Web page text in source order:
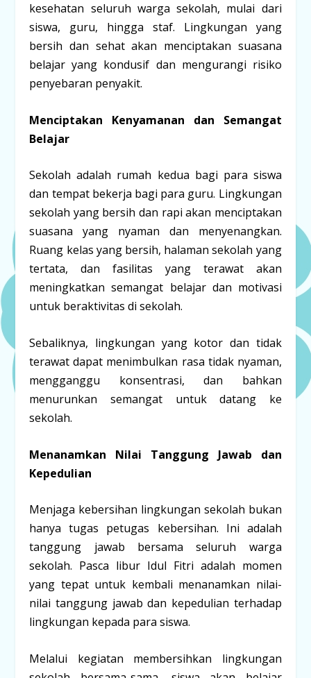
kesehatan seluruh warga sekolah, mulai dari
siswa, guru, hingga staf. Lingkungan yang
bersih dan sehat akan menciptakan suasana
belajar yang kondusif dan mengurangi risiko
penyebaran penyakit.
Menciptakan Kenyamanan dan Semangat
Belajar
Sekolah adalah rumah kedua bagi para siswa
dan tempat bekerja bagi para guru. Lingkungan
sekolah yang bersih dan rapi akan menciptakan
suasana yang nyaman dan menyenangkan.
Ruang kelas yang bersih, halaman sekolah yang
tertata, dan fasilitas yang terawat akan
meningkatkan semangat belajar dan motivasi
untuk beraktivitas di sekolah.
Sebaliknya, lingkungan yang kotor dan tidak
terawat dapat menimbulkan rasa tidak nyaman,
mengganggu konsentrasi, dan bahkan
menurunkan semangat untuk datang ke
sekolah.
Menanamkan Nilai Tanggung Jawab dan
Kepedulian
Menjaga kebersihan lingkungan sekolah bukan
hanya tugas petugas kebersihan. Ini adalah
tanggung jawab bersama seluruh warga
sekolah. Pasca libur Idul Fitri adalah momen
yang tepat untuk kembali menanamkan nilai-
nilai tanggung jawab dan kepedulian terhadap
lingkungan kepada para siswa.
Melalui kegiatan membersihkan lingkungan